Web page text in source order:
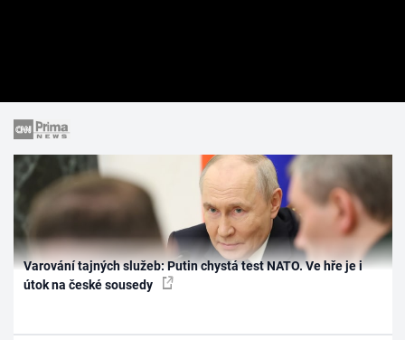
Varování tajných služeb: Putin chystá test NATO. Ve hře je i
útok na české sousedy